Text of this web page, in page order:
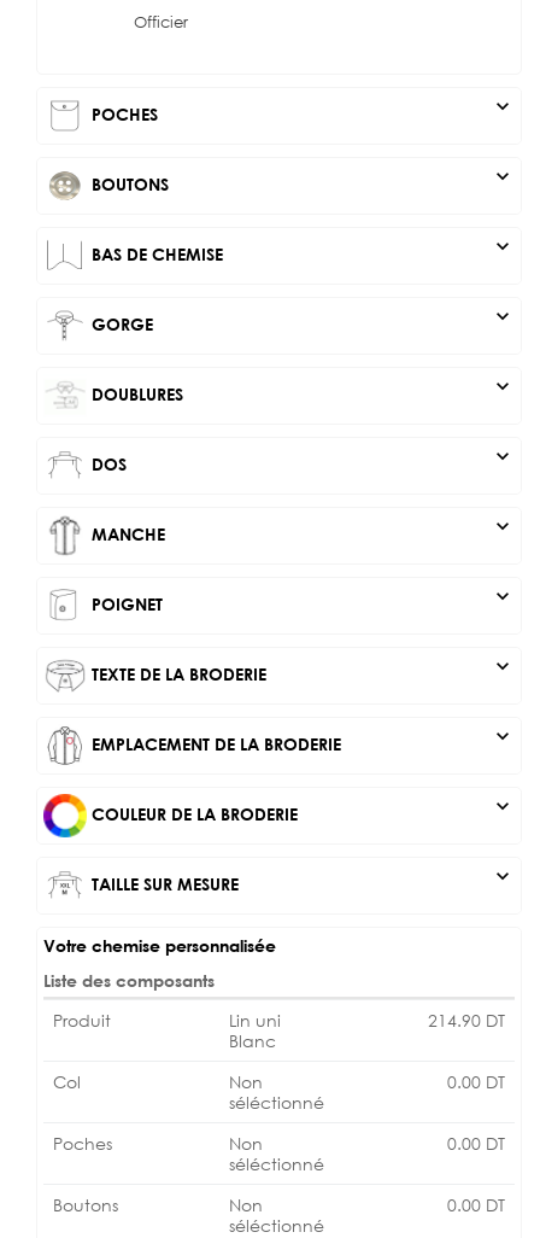
Officier
POCHES expand_more
BOUTONS expand_more
BAS DE CHEMISE expand_more
GORGE expand_more
DOUBLURES expand_more
DOS expand_more
MANCHE expand_more
POIGNET expand_more
TEXTE DE LA BRODERIE expand_more
EMPLACEMENT DE LA BRODERIE expand_more
COULEUR DE LA BRODERIE expand_more
TAILLE SUR MESURE expand_more
Votre chemise personnalisée
Liste des composants
Produit
Lin uni
Blanc
214.90 DT
Col
Non
séléctionné
0.00 DT
Poches
Non
séléctionné
0.00 DT
Boutons
Non
séléctionné
0.00 DT